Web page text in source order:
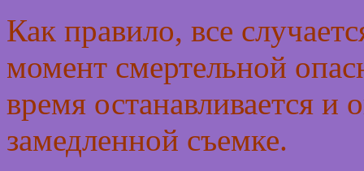
Как правило, все
момент смертельной
время останавливается и
замедленной съемке.